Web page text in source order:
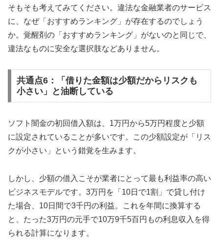
そもそも考えてみてください。違法な金融業者のサービス
に、なぜ「おすすめランキング」が存在するのでしょう
か。覚醒剤の「おすすめランキング」がないのと同じで、
違法なものに安全な選択肢などありません。
共通点6：「借りた金額は少額だからリスクも
小さい」と油断している
ソフト闇金の初回借入額は、1万円から5万円程度と少額
に設定されていることが多いです。この少額設定が「リス
クが小さい」という錯覚を生みます。
しかし、少額の借入こそが業者にとって最も利益率の高い
ビジネスモデルです。3万円を「10日で1割」で貸し付け
た場合、10日間で3千円の利益。これを年間に換算する
と、たった3万円の元手で10万9千5百円もの利息収入を得
られる計算になります。